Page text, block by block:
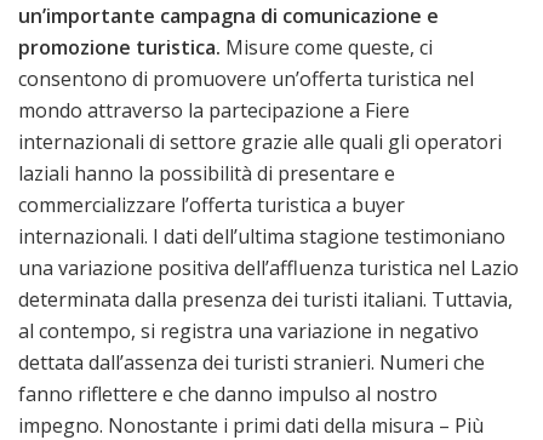
un’importante campagna di comunicazione e
promozione turistica. Misure come queste, ci
consentono di promuovere un’offerta turistica nel
mondo attraverso la partecipazione a Fiere
internazionali di settore grazie alle quali gli operatori
laziali hanno la possibilità di presentare e
commercializzare l’offerta turistica a buyer
internazionali. I dati dell’ultima stagione testimoniano
una variazione positiva dell’affluenza turistica nel Lazio
determinata dalla presenza dei turisti italiani. Tuttavia,
al contempo, si registra una variazione in negativo
dettata dall’assenza dei turisti stranieri. Numeri che
fanno riflettere e che danno impulso al nostro
impegno. Nonostante i primi dati della misura – Più